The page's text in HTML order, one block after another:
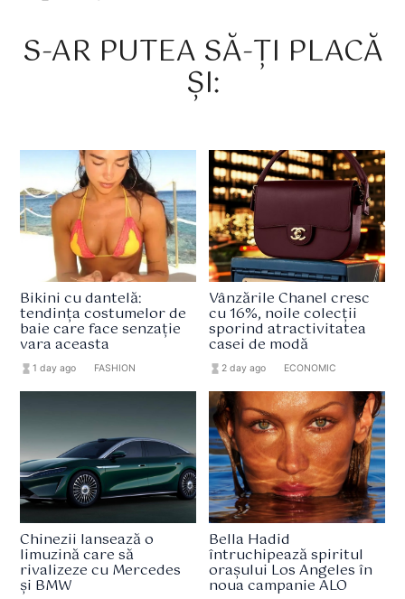
S-AR PUTEA SĂ-ȚI PLACĂ
ȘI:
Bikini cu dantelă:
tendința costumelor de
baie care face senzație
vara aceasta
hourglass_full1 day ago FASHION
Vânzările Chanel cresc
cu 16%, noile colecții
sporind atractivitatea
casei de modă
hourglass_full 2 day ago ECONOMIC
Chinezii lansează o
limuzină care să
rivalizeze cu Mercedes
și BMW
Bella Hadid
întruchipează spiritul
orașului Los Angeles în
noua campanie ALO